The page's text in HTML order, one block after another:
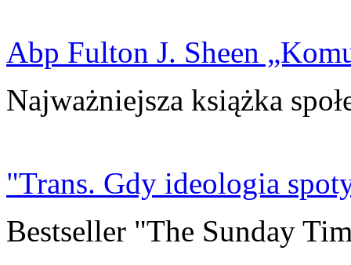
Abp Fulton J. Sheen
Najważniejsza książka
"Trans. Gdy ideologia
Bestseller "The Sunday